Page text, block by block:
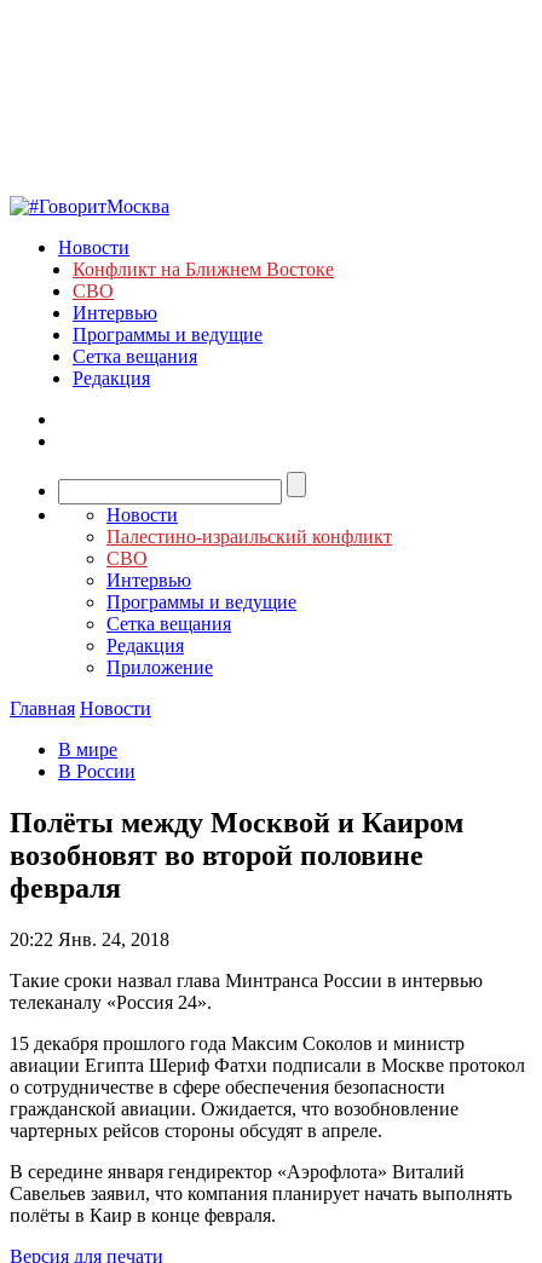
Новости
Конфликт на Ближнем Востоке
СВО
Интервью
Программы и ведущие
Сетка вещания
Редакция
Новости
Палестино-израильский конфликт
СВО
Интервью
Программы и ведущие
Сетка вещания
Редакция
Приложение
Главная Новости
В мире
В России
Полёты между Москвой и Каиром
возобновят во второй половине
февраля
20:22 Янв. 24, 2018
Такие сроки назвал глава Минтранса России в интервью
телеканалу «Россия 24».
15 декабря прошлого года Максим Соколов и министр
авиации Египта Шериф Фатхи подписали в Москве протокол
о сотрудничестве в сфере обеспечения безопасности
гражданской авиации. Ожидается, что возобновление
чартерных рейсов стороны обсудят в апреле.
В середине января гендиректор «Аэрофлота» Виталий
Савельев заявил, что компания планирует начать выполнять
полёты в Каир в конце февраля.
Версия для печати